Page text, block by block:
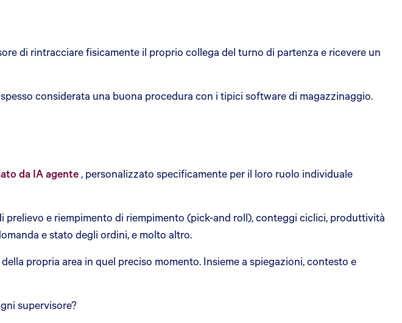
di rintracciare fisicamente il proprio collega del turno di partenza e ricevere un
considerata una buona procedura con i tipici software di magazzinaggio.
da IA agente, personalizzato specificamente per il loro ruolo individuale
e riempimento di riempimento (pick-and roll), conteggi ciclici, produttività
e stato degli ordini, e molto altro.
propria area in quel preciso momento. Insieme a spiegazioni, contesto e
supervisore?